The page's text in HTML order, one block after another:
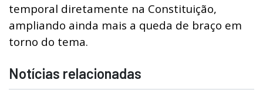
temporal diretamente na Constituição,
ampliando ainda mais a queda de braço em
torno do tema.
Notícias relacionadas